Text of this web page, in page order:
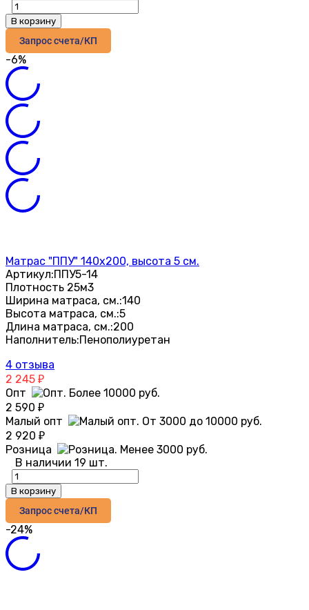
В корзину
Запрос счета/КП
-6%
Матрас "ППУ" 140х200, высота 5 см.
Артикул:ППУ5-14
Плотность 25м3
Ширина матраса, см.:140
Высота матраса, см.:5
Длина матраса, см.:200
Наполнитель:Пенополиуретан
4 отзыва
2 245 ₽
Опт
2 590 ₽
Малый опт
2 920 ₽
Розница
В наличии 19 шт.
В корзину
Запрос счета/КП
-24%